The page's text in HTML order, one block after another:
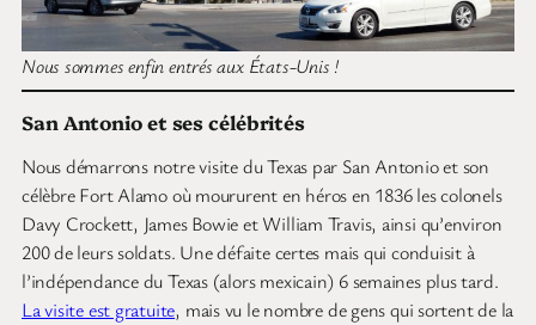
Nous sommes enfin entrés aux États-Unis !
San Antonio et ses célébrités
Nous démarrons notre visite du Texas par San Antonio et son
célèbre Fort Alamo où moururent en héros en 1836 les colonels
Davy Crockett, James Bowie et William Travis, ainsi qu’environ
200 de leurs soldats. Une défaite certes mais qui conduisit à
l’indépendance du Texas (alors mexicain) 6 semaines plus tard.
La visite est gratuite, mais vu le nombre de gens qui sortent de la